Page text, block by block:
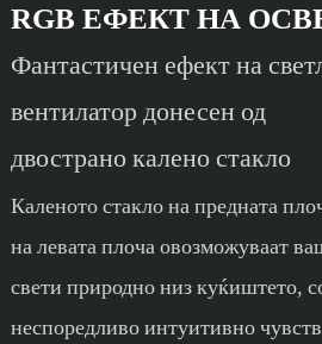
RGB ЕФЕКТ НА
Фантастичен ефект на
вентилатор донесен од
двострано калено стакло
Каленото стакло на предната
на левата плоча овозможуваат
свети природно низ куќиштето,
неспоредливо интуитивно